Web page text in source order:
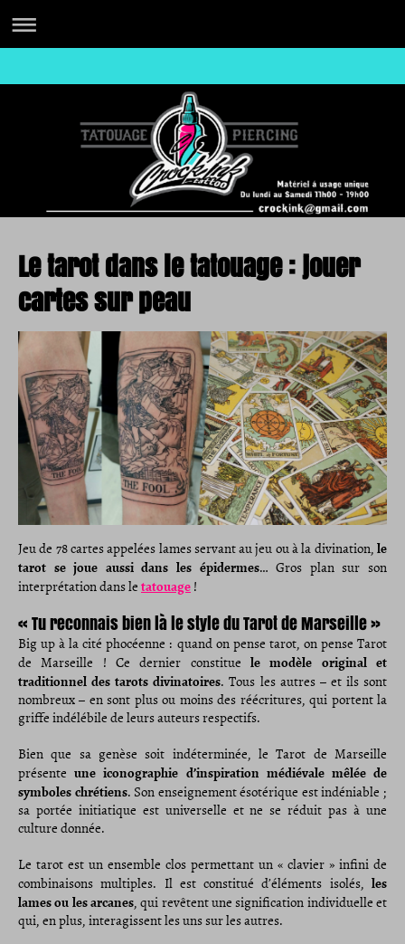
Le tarot dans le tatouage : jouer
cartes sur peau
Jeu de 78 cartes appelées lames servant au jeu ou à la divination,le
tarot se joue aussi dans les épidermes… Gros plan sur son
interprétation dans letatouage!
« Tu reconnais bien là le style du Tarot de Marseille »
Big up à la cité phocéenne : quand on pense tarot, on pense Tarot
de Marseille ! Ce dernier constitue le modèle original et
traditionnel des tarots divinatoires. Tous les autres – et ils sont
nombreux – en sont plus ou moins des réécritures, qui portent la
griffe indélébile de leurs auteurs respectifs.
Bien que sa genèse soit indéterminée, le Tarot de Marseille
présenteune iconographie d’inspiration médiévale mêlée de
symboles chrétiens. Son enseignement ésotérique est indéniable ;
sa portée initiatique est universelle et ne se réduit pas à une
culture donnée.
Le tarot est un ensemble clos permettant un « clavier » infini de
combinaisons multiples. Il est constitué d’éléments isolés, les
lames ou les arcanes, qui revêtent une signification individuelle et
qui, en plus, interagissent les uns sur les autres.